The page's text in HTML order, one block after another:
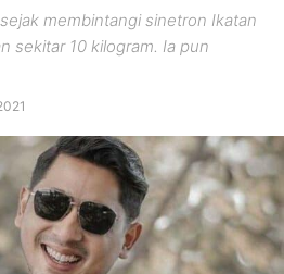
membintangi sinetron Ikatan
sekitar 10 kilogram. Ia pun